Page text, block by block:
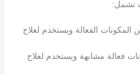
تشمل:
الفعالة ويستخدم لعلاج
فعالة مشابهة ويستخدم لعلاج